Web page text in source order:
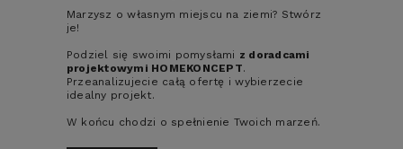
Marzysz o własnym miejscu na ziemi? Stwórz
je!
Podziel się swoimi pomysłami z doradcami
projektowymi HOMEKONCEPT.
Przeanalizujecie całą ofertę i wybierzecie
idealny projekt.
W końcu chodzi o spełnienie Twoich marzeń.
REALIZACJE
DZIENNIK BUDOWY/FORUM
OPINIE